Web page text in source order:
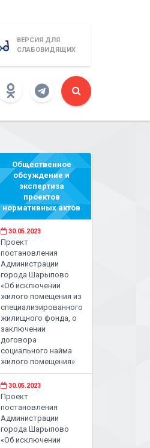
ВЕРСИЯ ДЛЯ
СЛАБОВИДЯЩИХ
Общественное
обсуждение и
экспертиза
проектов
нормативных актов
30.05.2023
Проект
постановления
Администрации
города Шарыпово
«Об исключении
жилого помещения из
специализированного
жилищного фонда, о
заключении
договора
социального найма
жилого помещения»
30.05.2023
Проект
постановления
Администрации
города Шарыпово
«Об исключении